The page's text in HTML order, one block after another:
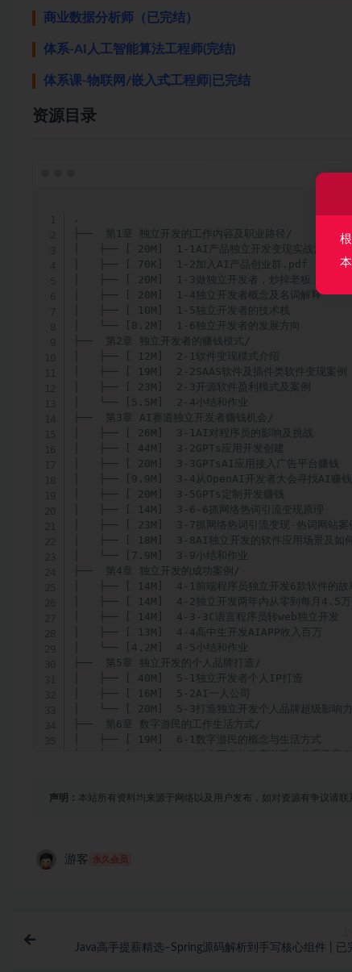
商业数据分析师（已完结）
体系-AI人工智能算法工程师(完结)
体系课-物联网/嵌入式工程师|已完结
资源目录
.
├──  第1章 独立开发的工作内容及职业路径/
│   ├── [ 20M]  1-1AI产品独立开发变现实战营导学及
│   ├── [ 70K]  1-2加入AI产品创业群.pdf
│   ├── [ 20M]  1-3做独立开发者，炒掉老板，拥抱无
│   ├── [ 20M]  1-4独立开发者概念及名词解释
│   ├── [ 10M]  1-5独立开发者的技术栈
│   └── [8.2M]  1-6独立开发者的发展方向
├──  第2章 独立开发者的赚钱模式/
│   ├── [ 12M]  2-1软件变现模式介绍
│   ├── [ 19M]  2-2SAAS软件及插件类软件变现案例
│   ├── [ 23M]  2-3开源软件盈利模式及案例
│   └── [5.5M]  2-4小结和作业
├──  第3章 AI赛道独立开发者赚钱机会/
│   ├── [ 26M]  3-1AI对程序员的影响及挑战
│   ├── [ 44M]  3-2GPTs应用开发创建
│   ├── [ 20M]  3-3GPTsAI应用接入广告平台赚钱
│   ├── [9.9M]  3-4从OpenAI开发者大会寻找AI赚钱
│   ├── [ 20M]  3-5GPTs定制开发赚钱
│   ├── [ 14M]  3-6-6抓网络热词引流变现原理
│   ├── [ 23M]  3-7抓网络热词引流变现-热词网站案
│   ├── [ 18M]  3-8AI独立开发的软件应用场景及如
│   └── [7.9M]  3-9小结和作业
├──  第4章 独立开发的成功案例/
│   ├── [ 14M]  4-1前端程序员独立开发6款软件的故
│   ├── [ 14M]  4-2独立开发两年内从零到每月4.5万
│   ├── [ 14M]  4-3-3C语言程序员转web独立开发
│   ├── [ 13M]  4-4高中生开发AIAPP收入百万
│   └── [4.2M]  4-5小结和作业
├──  第5章 独立开发的个人品牌打造/
│   ├── [ 40M]  5-1独立开发者个人IP打造
│   ├── [ 16M]  5-2AI一人公司
│   └── [ 20M]  5-3打造独立开发个人品牌超级影响力
├──  第6章 数字游民的工作生活方式/
│   ├── [ 19M]  6-1数字游民的概念与生活方式
│   ├── [ 19M]  6-2独立开发与数字游民的关系及案例
│   ├── [ 29M]  7-1AI导航网站成功案例
│   └── [ 15M]  7-5AI导航网站的推广运营
│   └── [ 38M]  9-2找需求灵感的方法和途径
声明： 本站所有资料均来源于网络以及用户发布，如对资源有争议请联
游客 永久会员
Java高手提薪精选–Spring源码解析到手写核心组件 | 已